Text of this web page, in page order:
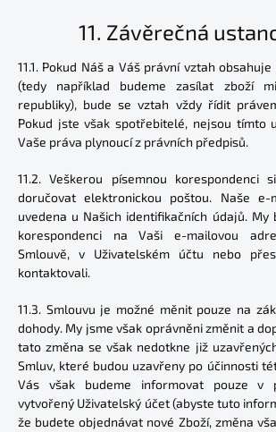
11. Závěrečná
11.1. Pokud Náš a Váš právní vztah
(tedy například budeme zasílat zboží
republiky), bude se vztah vždy řídit
Pokud jste však spotřebitelé, nejsou tímto
Vaše práva plynoucí z právních předpisů.
11.2. Veškerou písemnou korespondenci
doručovat elektronickou poštou. Naše e-
uvedena u Našich identifikačních údajů. My
korespondenci na Vaši e-mailovou
Smlouvě, v Uživatelském účtu nebo
kontaktovali.
11.3. Smlouvu je možné měnit pouze na
dohody. My jsme však oprávněni změnit a
tato změna se však nedotkne již
Smluv, které budou uzavřeny po účinnosti
Vás však budeme informovat pouze v
vytvořený Uživatelský účet (abyste tuto
že budete objednávat nové Zboží, změna